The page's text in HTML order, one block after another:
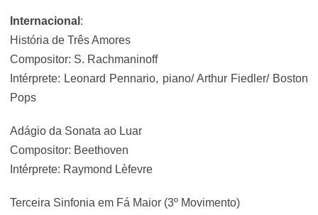
Internacional :
História de Três Amores
Compositor: S. Rachmaninoff
Intérprete: Leonard Pennario, piano/ Arthur Fiedler/ Boston
Pops
Adágio da Sonata ao Luar
Compositor: Beethoven
Intérprete: Raymond Lèfevre
Terceira Sinfonia em Fá Maior (3º Movimento)